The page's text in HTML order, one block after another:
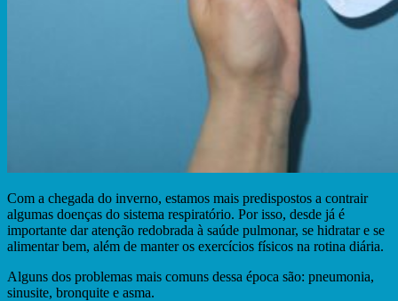
Com a chegada do inverno, estamos mais predispostos a contrair
algumas doenças do sistema respiratório. Por isso, desde já é
importante dar atenção redobrada à saúde pulmonar, se hidratar e se
alimentar bem, além de manter os exercícios físicos na rotina diária.
Alguns dos problemas mais comuns dessa época são: pneumonia,
sinusite, bronquite e asma.